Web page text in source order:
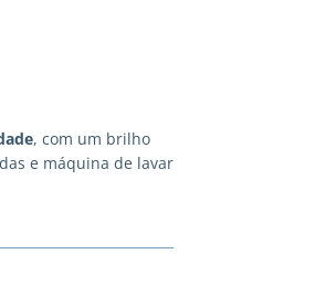
, com um brilho
e máquina de lavar